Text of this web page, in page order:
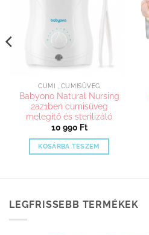
CUMI , CUMISÜVEG
Babyono Natural Nursing
2az1ben cumisüveg
melegítő és sterilizáló
10 990 Ft
KOSÁRBA TESZEM
LEGFRISSEBB TERMÉKEK